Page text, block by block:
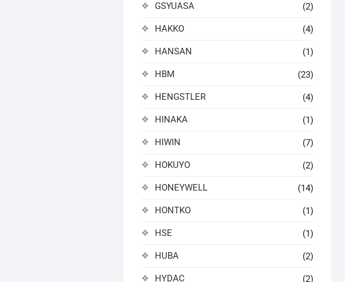
GSYUASA (2)
HAKKO (4)
HANSAN (1)
HBM (23)
HENGSTLER (4)
HINAKA (1)
HIWIN (7)
HOKUYO (2)
HONEYWELL (14)
HONTKO (1)
HSE (1)
HUBA (2)
HYDAC (2)